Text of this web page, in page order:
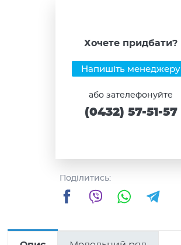
Хочете придбати?
Напишіть менеджеру
або зателефонуйте
(0432) 57-51-57
Поділитись:
FacebookViber WhatsAppTelegram